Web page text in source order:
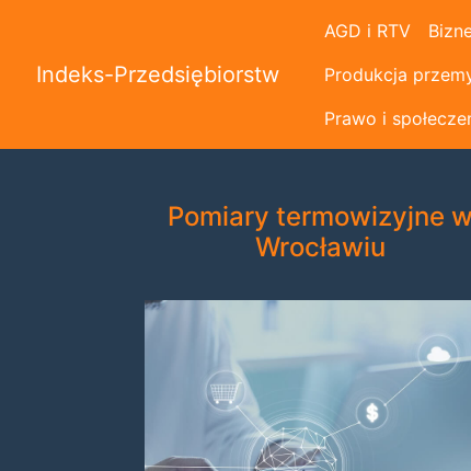
Indeks-Przedsiębiorstw
AGD i RTV
Produkcja
Prawo i
Pomiary termowizyjne w
Wrocławiu